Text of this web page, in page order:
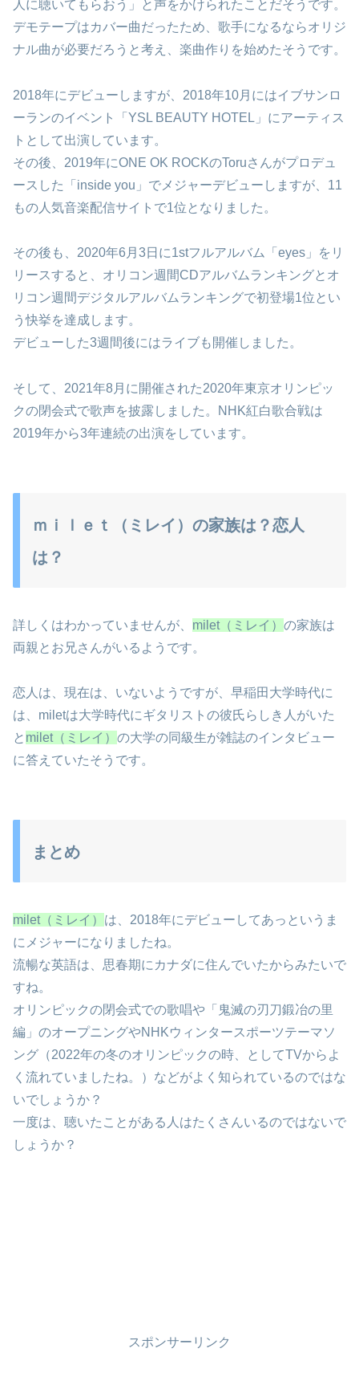
人に聴いてもらおう」と声をかけられたことだそうです。
デモテープはカバー曲だったため、歌手になるならオリジ
ナル曲が必要だろうと考え、楽曲作りを始めたそうです。
2018年にデビューしますが、2018年10月にはイブサンロ
ーランのイベント「YSL BEAUTY HOTEL」にアーティス
トとして出演しています。
その後、2019年にONE OK ROCKのToruさんがプロデュ
ースした「inside you」でメジャーデビューしますが、11
もの人気音楽配信サイトで1位となりました。
その後も、2020年6月3日に1stフルアルバム「eyes」をリ
リースすると、オリコン週間CDアルバムランキングとオ
リコン週間デジタルアルバムランキングで初登場1位とい
う快挙を達成します。
デビューした3週間後にはライブも開催しました。
そして、2021年8月に開催された2020年東京オリンピッ
クの閉会式で歌声を披露しました。NHK紅白歌合戦は
2019年から3年連続の出演をしています。
ｍｉｌｅｔ（ミレイ）の家族は？恋人
は？
詳しくはわかっていませんが、 milet（ミレイ） の家族は
両親とお兄さんがいるようです。
恋人は、現在は、いないようですが、早稲田大学時代に
は、miletは大学時代にギタリストの彼氏らしき人がいた
と milet（ミレイ） の大学の同級生が雑誌のインタビュー
に答えていたそうです。
まとめ
milet（ミレイ） は、2018年にデビューしてあっというま
にメジャーになりましたね。
流暢な英語は、思春期にカナダに住んでいたからみたいで
すね。
オリンピックの閉会式での歌唱や「鬼滅の刃刀鍛冶の里
編」のオープニングやNHKウィンタースポーツテーマソ
ング（2022年の冬のオリンピックの時、としてTVからよ
く流れていましたね。）などがよく知られているのではな
いでしょうか？
一度は、聴いたことがある人はたくさんいるのではないで
しょうか？
スポンサーリンク